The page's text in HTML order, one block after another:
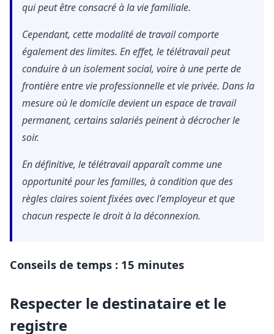
qui peut être consacré à la vie familiale.
Cependant, cette modalité de travail comporte
également des limites. En effet, le télétravail peut
conduire à un isolement social, voire à une perte de
frontière entre vie professionnelle et vie privée. Dans la
mesure où le domicile devient un espace de travail
permanent, certains salariés peinent à décrocher le
soir.
En définitive, le télétravail apparaît comme une
opportunité pour les familles, à condition que des
règles claires soient fixées avec l'employeur et que
chacun respecte le droit à la déconnexion.
Conseils de temps : 15 minutes
Respecter le destinataire et le
registre